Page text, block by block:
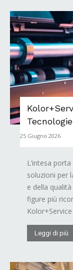
25 Giugno 2026
L’intesa
soluzioni per
e della
figure più
Leggi di più